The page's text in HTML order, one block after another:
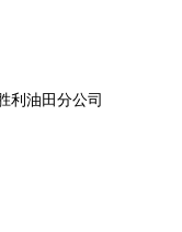
利油田分公司